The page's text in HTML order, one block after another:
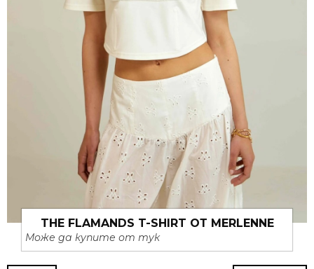
THE FLAMANDS T-SHIRT ОТ MERLENNE
Може да купите от тук